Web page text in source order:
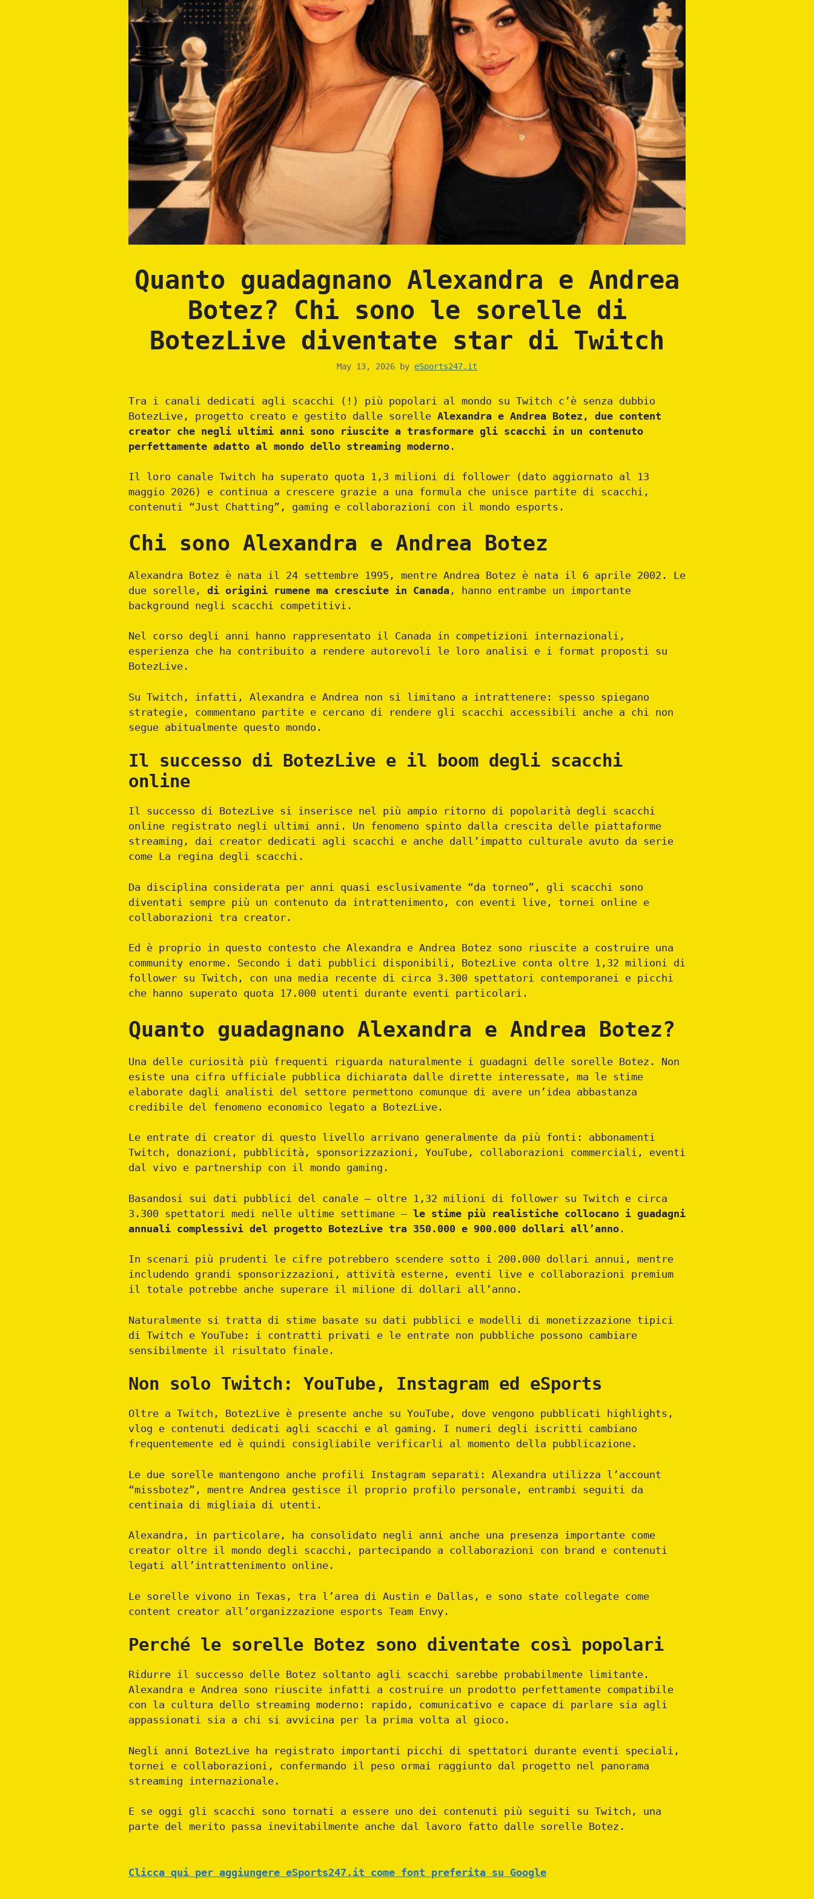
Quanto guadagnano Alexandra e Andrea
Botez? Chi sono le sorelle di
BotezLive diventate star di Twitch
May 13, 2026 by eSports247.it
Tra i canali dedicati agli scacchi (!) più popolari al mondo su Twitch c’è senza dubbio
BotezLive, progetto creato e gestito dalle sorelle Alexandra e Andrea Botez, due content
creator che negli ultimi anni sono riuscite a trasformare gli scacchi in un contenuto
perfettamente adatto al mondo dello streaming moderno .
Il loro canale Twitch ha superato quota 1,3 milioni di follower (dato aggiornato al 13
maggio 2026) e continua a crescere grazie a una formula che unisce partite di scacchi,
contenuti “Just Chatting”, gaming e collaborazioni con il mondo esports.
Chi sono Alexandra e Andrea Botez
Alexandra Botez è nata il 24 settembre 1995, mentre Andrea Botez è nata il 6 aprile 2002. Le
due sorelle, di origini rumene ma cresciute in Canada , hanno entrambe un importante
background negli scacchi competitivi.
Nel corso degli anni hanno rappresentato il Canada in competizioni internazionali,
esperienza che ha contribuito a rendere autorevoli le loro analisi e i format proposti su
BotezLive.
Su Twitch, infatti, Alexandra e Andrea non si limitano a intrattenere: spesso spiegano
strategie, commentano partite e cercano di rendere gli scacchi accessibili anche a chi non
segue abitualmente questo mondo.
Il successo di BotezLive e il boom degli scacchi
online
Il successo di BotezLive si inserisce nel più ampio ritorno di popolarità degli scacchi
online registrato negli ultimi anni. Un fenomeno spinto dalla crescita delle piattaforme
streaming, dai creator dedicati agli scacchi e anche dall’impatto culturale avuto da serie
come La regina degli scacchi.
Da disciplina considerata per anni quasi esclusivamente “da torneo”, gli scacchi sono
diventati sempre più un contenuto da intrattenimento, con eventi live, tornei online e
collaborazioni tra creator.
Ed è proprio in questo contesto che Alexandra e Andrea Botez sono riuscite a costruire una
community enorme. Secondo i dati pubblici disponibili, BotezLive conta oltre 1,32 milioni di
follower su Twitch, con una media recente di circa 3.300 spettatori contemporanei e picchi
che hanno superato quota 17.000 utenti durante eventi particolari.
Quanto guadagnano Alexandra e Andrea Botez?
Una delle curiosità più frequenti riguarda naturalmente i guadagni delle sorelle Botez. Non
esiste una cifra ufficiale pubblica dichiarata dalle dirette interessate, ma le stime
elaborate dagli analisti del settore permettono comunque di avere un’idea abbastanza
credibile del fenomeno economico legato a BotezLive.
Le entrate di creator di questo livello arrivano generalmente da più fonti: abbonamenti
Twitch, donazioni, pubblicità, sponsorizzazioni, YouTube, collaborazioni commerciali, eventi
dal vivo e partnership con il mondo gaming.
Basandosi sui dati pubblici del canale — oltre 1,32 milioni di follower su Twitch e circa
3.300 spettatori medi nelle ultime settimane — le stime più realistiche collocano i guadagni
annuali complessivi del progetto BotezLive tra 350.000 e 900.000 dollari all’anno .
In scenari più prudenti le cifre potrebbero scendere sotto i 200.000 dollari annui, mentre
includendo grandi sponsorizzazioni, attività esterne, eventi live e collaborazioni premium
il totale potrebbe anche superare il milione di dollari all’anno.
Naturalmente si tratta di stime basate su dati pubblici e modelli di monetizzazione tipici
di Twitch e YouTube: i contratti privati e le entrate non pubbliche possono cambiare
sensibilmente il risultato finale.
Non solo Twitch: YouTube, Instagram ed eSports
Oltre a Twitch, BotezLive è presente anche su YouTube, dove vengono pubblicati highlights,
vlog e contenuti dedicati agli scacchi e al gaming. I numeri degli iscritti cambiano
frequentemente ed è quindi consigliabile verificarli al momento della pubblicazione.
Le due sorelle mantengono anche profili Instagram separati: Alexandra utilizza l’account
“missbotez”, mentre Andrea gestisce il proprio profilo personale, entrambi seguiti da
centinaia di migliaia di utenti.
Alexandra, in particolare, ha consolidato negli anni anche una presenza importante come
creator oltre il mondo degli scacchi, partecipando a collaborazioni con brand e contenuti
legati all’intrattenimento online.
Le sorelle vivono in Texas, tra l’area di Austin e Dallas, e sono state collegate come
content creator all’organizzazione esports Team Envy.
Perché le sorelle Botez sono diventate così popolari
Ridurre il successo delle Botez soltanto agli scacchi sarebbe probabilmente limitante.
Alexandra e Andrea sono riuscite infatti a costruire un prodotto perfettamente compatibile
con la cultura dello streaming moderno: rapido, comunicativo e capace di parlare sia agli
appassionati sia a chi si avvicina per la prima volta al gioco.
Negli anni BotezLive ha registrato importanti picchi di spettatori durante eventi speciali,
tornei e collaborazioni, confermando il peso ormai raggiunto dal progetto nel panorama
streaming internazionale.
E se oggi gli scacchi sono tornati a essere uno dei contenuti più seguiti su Twitch, una
parte del merito passa inevitabilmente anche dal lavoro fatto dalle sorelle Botez.
Clicca qui per aggiungere eSports247.it come font preferita su Google